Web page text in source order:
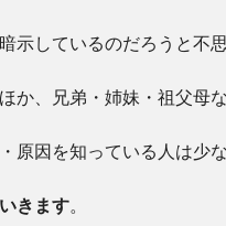
示しているのだろうと不
か、兄弟・姉妹・祖父母
原因を知っている人は少な
きます。